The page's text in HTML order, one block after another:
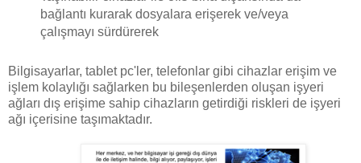
bağlantı kurarak dosyalara erişerek ve/veya
çalışmayı sürdürerek
Bilgisayarlar, tablet pc'ler, telefonlar gibi cihazlar erişim ve
işlem kolaylığı sağlarken bu bileşenlerden oluşan işyeri
ağları dış erişime sahip cihazların getirdiği riskleri de işyeri
ağı içerisine taşımaktadır.